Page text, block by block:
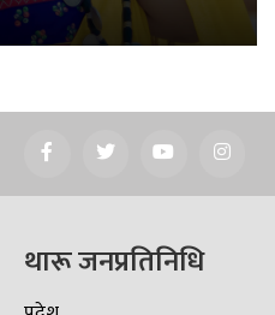
थारू जनप्रतिनिधि